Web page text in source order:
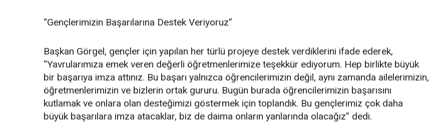
“Gençlerimizin Başarılarına Destek Veriyoruz”
Başkan Görgel, gençler için yapılan her türlü projeye destek verdiklerini ifade ederek,
“Yavrularımıza emek veren değerli öğretmenlerimize teşekkür ediyorum. Hep birlikte büyük
bir başarıya imza attınız. Bu başarı yalnızca öğrencilerimizin değil, aynı zamanda ailelerimizin,
öğretmenlerimizin ve bizlerin ortak gururu. Bugün burada öğrencilerimizin başarısını
kutlamak ve onlara olan desteğimizi göstermek için toplandık. Bu gençlerimiz çok daha
büyük başarılara imza atacaklar, biz de daima onların yanlarında olacağız” dedi.